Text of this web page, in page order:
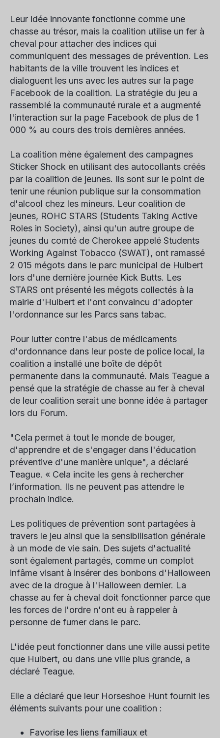
Leur idée innovante fonctionne comme une
chasse au trésor, mais la coalition utilise un fer à
cheval pour attacher des indices qui
communiquent des messages de prévention. Les
habitants de la ville trouvent les indices et
dialoguent les uns avec les autres sur la page
Facebook de la coalition. La stratégie du jeu a
rassemblé la communauté rurale et a augmenté
l'interaction sur la page Facebook de plus de 1
000 % au cours des trois dernières années.
La coalition mène également des campagnes
Sticker Shock en utilisant des autocollants créés
par la coalition de jeunes. Ils sont sur le point de
tenir une réunion publique sur la consommation
d'alcool chez les mineurs. Leur coalition de
jeunes, ROHC STARS (Students Taking Active
Roles in Society), ainsi qu'un autre groupe de
jeunes du comté de Cherokee appelé Students
Working Against Tobacco (SWAT), ont ramassé
2 015 mégots dans le parc municipal de Hulbert
lors d'une dernière journée Kick Butts. Les
STARS ont présenté les mégots collectés à la
mairie d'Hulbert et l'ont convaincu d'adopter
l'ordonnance sur les Parcs sans tabac.
Pour lutter contre l'abus de médicaments
d'ordonnance dans leur poste de police local, la
coalition a installé une boîte de dépôt
permanente dans la communauté. Mais Teague a
pensé que la stratégie de chasse au fer à cheval
de leur coalition serait une bonne idée à partager
lors du Forum.
"Cela permet à tout le monde de bouger,
d'apprendre et de s'engager dans l'éducation
préventive d'une manière unique", a déclaré
Teague. « Cela incite les gens à rechercher
l’information. Ils ne peuvent pas attendre le
prochain indice.
Les politiques de prévention sont partagées à
travers le jeu ainsi que la sensibilisation générale
à un mode de vie sain. Des sujets d'actualité
sont également partagés, comme un complot
infâme visant à insérer des bonbons d'Halloween
avec de la drogue à l'Halloween dernier. La
chasse au fer à cheval doit fonctionner parce que
les forces de l'ordre n'ont eu à rappeler à
personne de fumer dans le parc.
L'idée peut fonctionner dans une ville aussi petite
que Hulbert, ou dans une ville plus grande, a
déclaré Teague.
Elle a déclaré que leur Horseshoe Hunt fournit les
éléments suivants pour une coalition :
Favorise les liens familiaux et